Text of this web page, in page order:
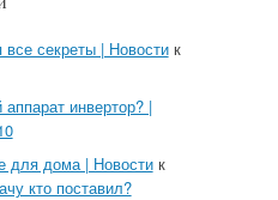
все секреты | Новостик
инвертор? |
для дома | Новостик
кто поставил?